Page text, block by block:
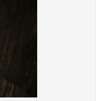
は、ボッシュの持つ自
ー・セミコンダクタ
ジセンサー技術を組み
らなる安全性の向上が
caution is needed